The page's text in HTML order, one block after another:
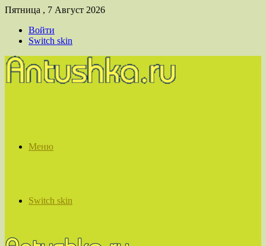
Пятница , 7 Август 2026
Войти
Switch skin
Меню
Switch skin